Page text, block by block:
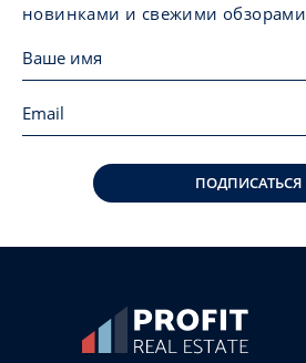
новинками и свежими обзорами
ПОДПИСАТЬСЯ